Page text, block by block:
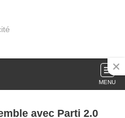
MENU
avec Parti 2.0